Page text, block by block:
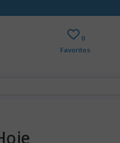
0
Favoritos